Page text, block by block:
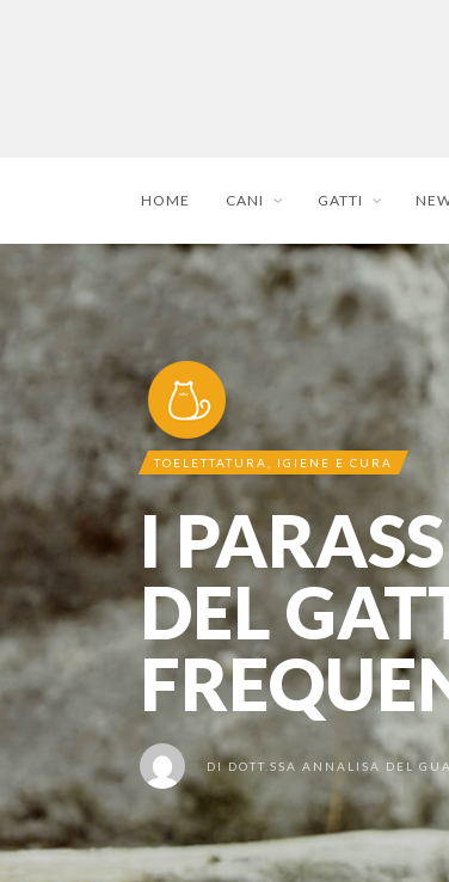
HOME CANI GATTI
TOELETTATURA, IGIENE E CURA
I
DEL
DIDOTT.SSA ANNALISA DEL